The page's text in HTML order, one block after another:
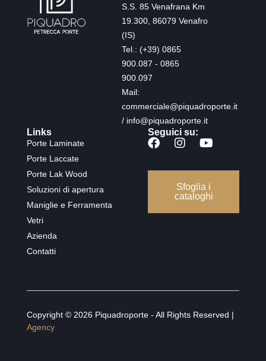
S.S. 85 Venafrana Km
19.300, 86079 Venafro
(IS)
Tel.: (+39) 0865
900.087 - 0865
900.097
Mail:
commerciale@piquadroporte.it
/ info@piquadroporte.it
Links
Porte Laminate
Porte Laccate
Porte Lak Wood
Soluzioni di apertura
Maniglie e Ferramenta
Vetri
Azienda
Contatti
Seguici su:
Sfoglia i
cataloghi
Copyright © 2026 Piquadroporte - All Rights Reserved |
Agency